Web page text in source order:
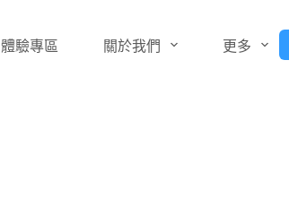
體驗專區 關於我們 更多